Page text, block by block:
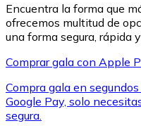
XRP
XRP
Encuentra la forma que
ofrecemos multitud de
una forma segura, rápida
Comprar gala con Apple
Compra gala en
Google Pay, solo
segura.